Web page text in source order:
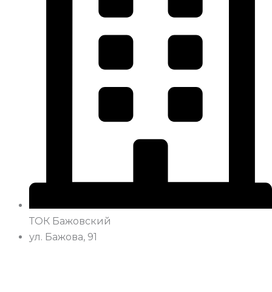
ТОК Бажовский
ул. Бажова, 91